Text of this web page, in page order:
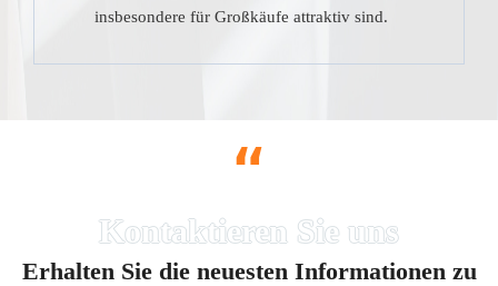
insbesondere für Großkäufe attraktiv sind.
“
Erhalten Sie die neuesten Informationen zu